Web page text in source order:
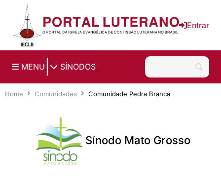
Ir para o conteúdo principal
Entrar
MENU SÍNODOS
Home Comunidades Comunidade Pedra Branca
Sínodo Mato Grosso